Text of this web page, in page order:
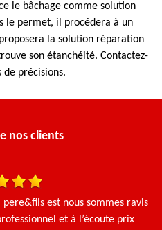
le bâchage comme solution
le permet, il procédera à un
la solution réparation
son étanchéité. Contactez-
de précisions.
nos clients
pere&fils est nous sommes ravis
et à l’écoute prix